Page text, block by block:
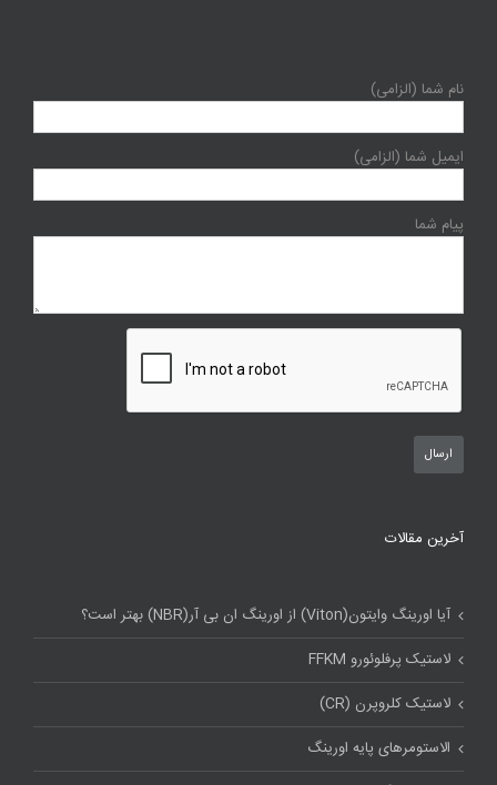
نام شما (الزامی)
ایمیل شما (الزامی)
پیام شما
آخرین مقالات
آیا اورینگ وایتون(Viton) از اورینگ ان بی آر(NBR) بهتر است؟
لاستیک پرفلوئورو FFKM
لاستیک کلروپرن (CR)
الاستومرهای پایه اورینگ